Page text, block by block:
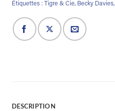
Étiquettes : Tigre & Cie, Becky Davies,
DESCRIPTION